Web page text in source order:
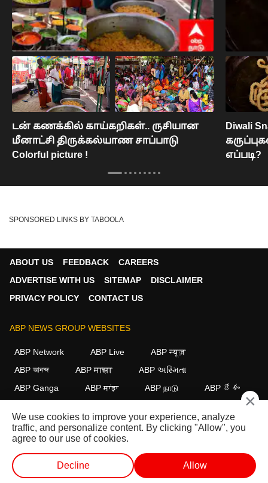
டன் கணக்கில் காய்கறிகள்.. ருசியான
மீனாட்சி திருக்கல்யாண சாப்பாடு
Colorful picture !
Diwali
எப்படி?
SPONSORED LINKS BY TABOOLA
ABOUT US FEEDBACK
CAREERS
ADVERTISE WITH US
SITEMAP
DISCLAIMER
PRIVACY POLICY
CONTACT US
ABP NEWS GROUP WEBSITES
ABP Network ABP Live
ABP न्यूज़
ABP আনন্দ
ABP माझा
ABP અસ્મિતા
ABP Ganga
ABP ਸਾਂਝਾ ABP நாடு ABP దేశం
FOLLOW US
This website follows the DNPA Code of Ethics.
Copyright@2026.
All rights reserved.
×
We use cookies to improve your experience, analyze
traffic, and personalize content. By clicking "Allow", you
agree to our use of cookies.
Decline Allow